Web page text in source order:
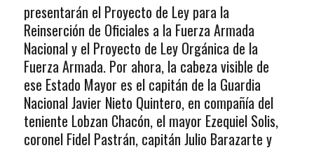
presentarán el Proyecto de Ley para la
Reinserción de Oficiales a la Fuerza Armada
Nacional y el Proyecto de Ley Orgánica de la
Fuerza Armada. Por ahora, la cabeza visible de
ese Estado Mayor es el capitán de la Guardia
Nacional Javier Nieto Quintero, en compañía del
teniente Lobzan Chacón, el mayor Ezequiel Solis,
coronel Fidel Pastrán, capitán Julio Barazarte y